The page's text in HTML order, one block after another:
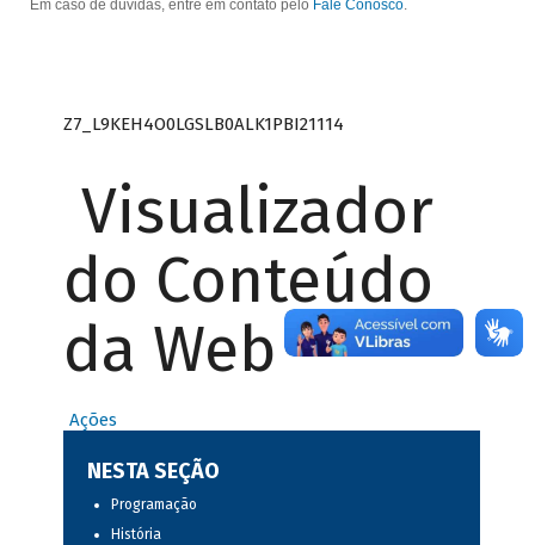
Em caso de dúvidas, entre em contato pelo Fale Conosco.
Z7_L9KEH4O0LGSLB0ALK1PBI21114
Visualizador
do Conteúdo
da Web
Ações
NESTA SEÇÃO
Programação
História